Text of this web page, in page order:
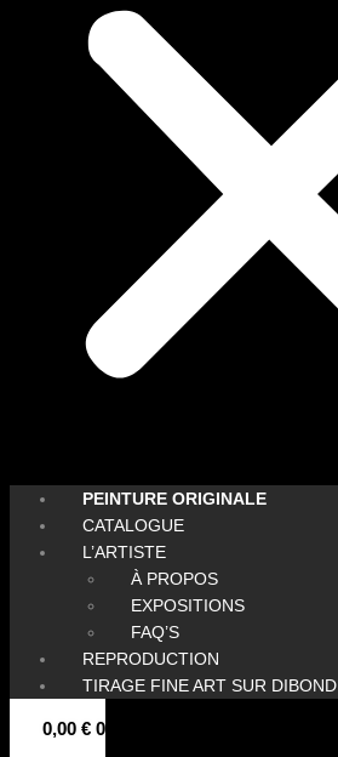
PEINTURE ORIGINALE
CATALOGUE
L’ARTISTE
À PROPOS
EXPOSITIONS
FAQ’S
REPRODUCTION
TIRAGE FINE ART SUR DIBOND
0,00 € 0